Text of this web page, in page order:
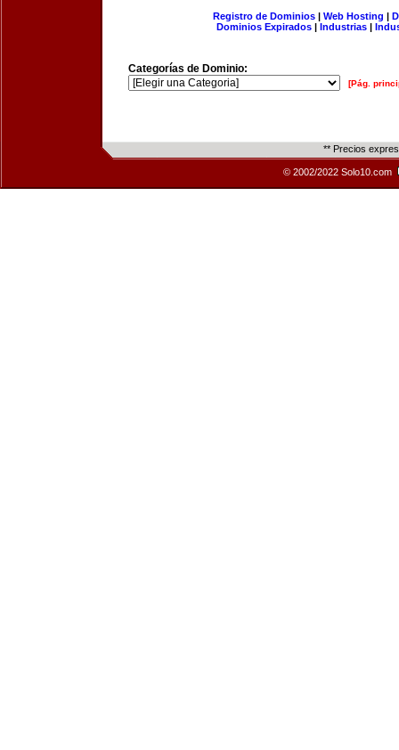
Registro de Dominios| Web Hosting |
Dominios Expirados | Industrias |
Categorías de Dominio:
[Pág.
** Precios
© 2002/2022 Solo10.com